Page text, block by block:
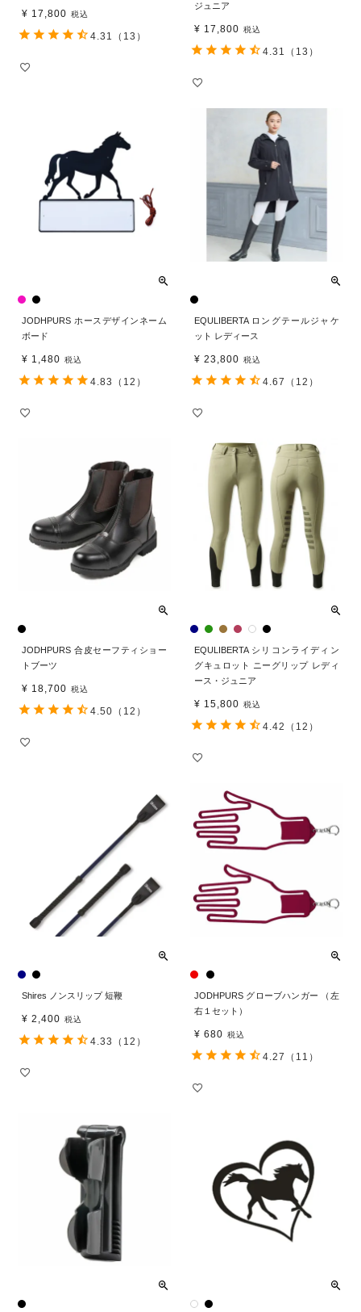
¥ 17,800 税込
4.31 （13）
ジュニア
¥ 17,800 税込
4.31 （13）
JODHPURS ホースデザインネーム
ボード
¥ 1,480 税込
4.83 （12）
EQULIBERTA ロングテールジャケ
ット レディース
¥ 23,800 税込
4.67 （12）
JODHPURS 合皮セーフティショー
トブーツ
¥ 18,700 税込
4.50 （12）
EQULIBERTA シリコンライディン
グキュロット ニーグリップ レディ
ース・ジュニア
¥ 15,800 税込
4.42 （12）
Shires ノンスリップ 短鞭
¥ 2,400 税込
4.33 （12）
JODHPURS グローブハンガー （左
右１セット）
¥ 680 税込
4.27 （11）